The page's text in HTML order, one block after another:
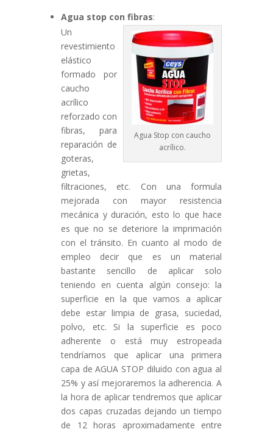
Agua stop con fibras:
Agua Stop con caucho
acrílico.
Un
revestimiento
elástico
formado por
caucho
acrílico
reforzado con
fibras, para
reparación de
goteras,
grietas,
filtraciones, etc. Con una formula
mejorada con mayor resistencia
mecánica y duración, esto lo que hace
es que no se deteriore la imprimación
con el tránsito. En cuanto al modo de
empleo decir que es un material
bastante sencillo de aplicar solo
teniendo en cuenta algún consejo: la
superficie en la que vamos a aplicar
debe estar limpia de grasa, suciedad,
polvo, etc. Si la superficie es poco
adherente o está muy estropeada
tendríamos que aplicar una primera
capa de AGUA STOP diluido con agua al
25% y así mejoraremos la adherencia. A
la hora de aplicar tendremos que aplicar
dos capas cruzadas dejando un tiempo
de 12 horas aproximadamente entre